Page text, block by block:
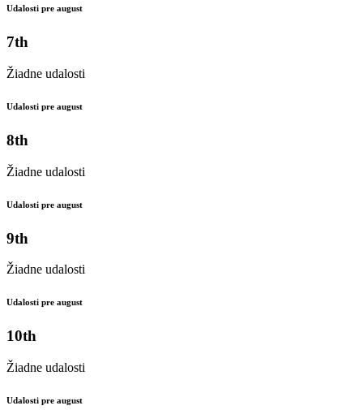
Udalosti pre august
7th
Žiadne udalosti
Udalosti pre august
8th
Žiadne udalosti
Udalosti pre august
9th
Žiadne udalosti
Udalosti pre august
10th
Žiadne udalosti
Udalosti pre august